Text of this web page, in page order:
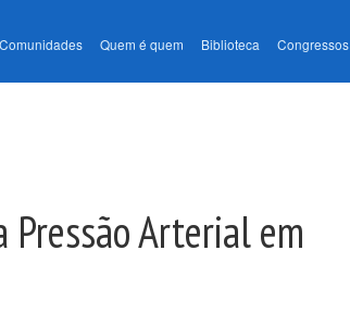
Comunidades Quem é quem Biblioteca Congressos
Arterial em